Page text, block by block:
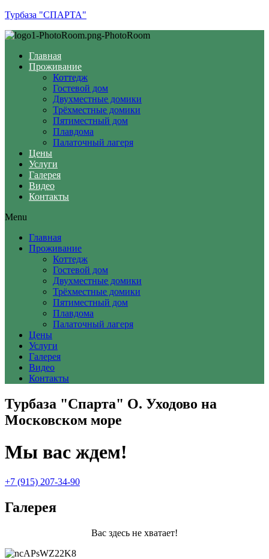
Турбаза "СПАРТА"
Главная
Проживание
Коттедж
Гостевой дом
Двухместные домики
Трёхместные домики
Пятиместный дом
Плавдома
Палаточный лагеря
Цены
Услуги
Галерея
Видео
Контакты
Menu
Главная
Проживание
Коттедж
Гостевой дом
Двухместные домики
Трёхместные домики
Пятиместный дом
Плавдома
Палаточный лагеря
Цены
Услуги
Галерея
Видео
Контакты
Турбаза "Спарта" О. Уходово на
Московском море
Мы вас ждем!
+7 (915) 207-34-90
Галерея
Вас здесь не хватает!